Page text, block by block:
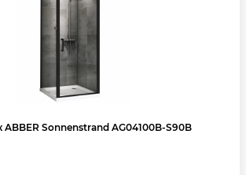
Sonnenstrand AG04100B-S90B